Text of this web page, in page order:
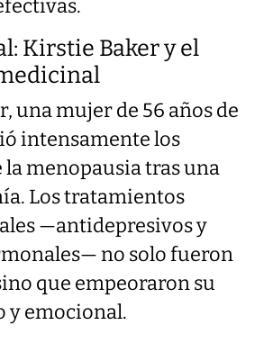
Kirstie Baker y el
una mujer de 56 años de
intensamente los
la menopausia tras una
Los tratamientos
—antidepresivos y
no solo fueron
que empeoraron su
y emocional.